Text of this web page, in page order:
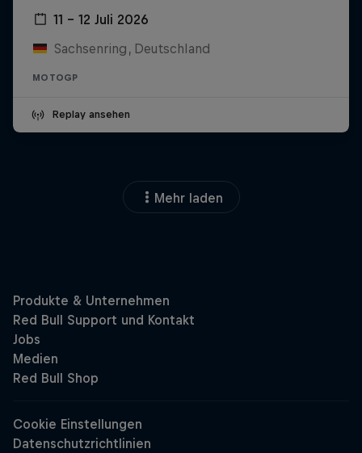
11 – 12 Juli 2026
Sachsenring, Deutschland
MOTOGP
Replay ansehen
Mehr laden